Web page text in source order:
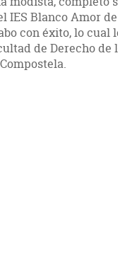
IES Blanco Amor
con éxito, lo cual
de Derecho de